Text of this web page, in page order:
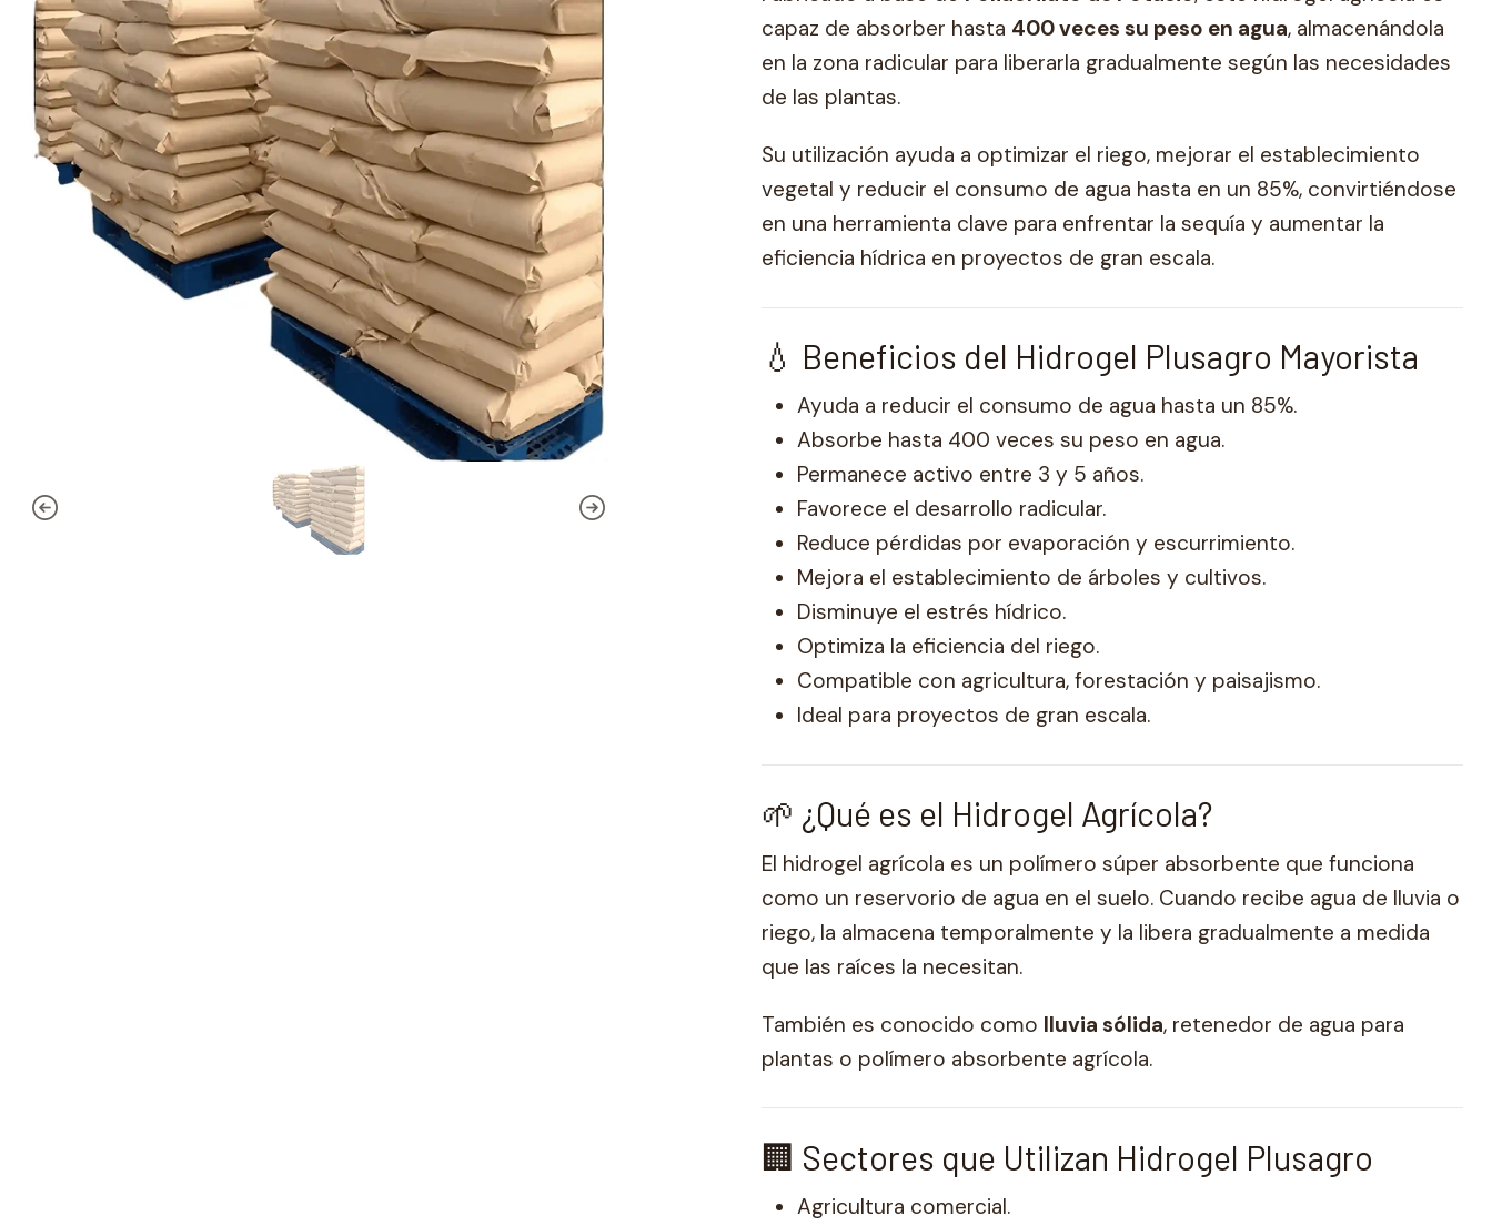
capaz de absorber hasta 400 veces su peso en agua, almacenándola
en la zona radicular para liberarla gradualmente según las necesidades
de las plantas.
Su utilización ayuda a optimizar el riego, mejorar el establecimiento
vegetal y reducir el consumo de agua hasta en un 85%, convirtiéndose
en una herramienta clave para enfrentar la sequía y aumentar la
eficiencia hídrica en proyectos de gran escala.
💧 Beneficios del Hidrogel Plusagro Mayorista
Ayuda a reducir el consumo de agua hasta un 85%.
Absorbe hasta 400 veces su peso en agua.
Permanece activo entre 3 y 5 años.
Favorece el desarrollo radicular.
Reduce pérdidas por evaporación y escurrimiento.
Mejora el establecimiento de árboles y cultivos.
Disminuye el estrés hídrico.
Optimiza la eficiencia del riego.
Compatible con agricultura, forestación y paisajismo.
Ideal para proyectos de gran escala.
🌱 ¿Qué es el Hidrogel Agrícola?
El hidrogel agrícola es un polímero súper absorbente que funciona
como un reservorio de agua en el suelo. Cuando recibe agua de lluvia o
riego, la almacena temporalmente y la libera gradualmente a medida
que las raíces la necesitan.
También es conocido como lluvia sólida, retenedor de agua para
plantas o polímero absorbente agrícola.
🏢 Sectores que Utilizan Hidrogel Plusagro
Agricultura comercial.